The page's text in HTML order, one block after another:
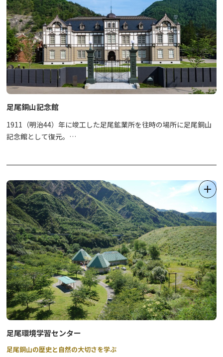
※それぞれの施設の営業時間内に配布しています。
※配布施設休館の場合に限りmekke日光郷土センター（日光市観
光協会日光支部）で配布します。
※カードは無くなり次第終了します。
☆彡 5ヵ所の星カードをコンプリートで、オリジナルカードホルダ
※今年度（2025年度）発行のカードが対象です。
（mekke日光郷土センター内観光案内所）
【引換方法】集めた5種類全てのカードを観光案内所スタッフにご
提示ください。
★日光学講座☆彡
「星と日光の結びつき」
日 時：2026年3月7日（土）・3月21日（土）13:30～16:30
定 員：20名 参加料：2,000円
お申込先：日光市観光協会
0288-22-1525
実施日の２日前までにご連絡ください。
①座学（13：30～15：00）
テーマ：日光の山河に宇宙（そら）が降り立つ
場 所：mekke日光郷土センター2階
講 師：
②日光学ツアー（16：00～16：30）
足尾銅山記念館
1911（明治44）年に竣工した足尾鉱業所を往時の場所に足尾銅山
記念館として復元。
足尾環境学習センター
足尾銅山の歴史と自然の大切さを学ぶ